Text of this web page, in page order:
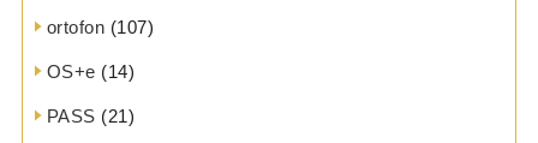
ortofon (107)
OS+e (14)
PASS (21)